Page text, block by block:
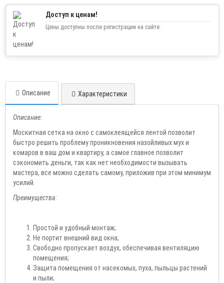
Доступ к ценам!
Цены доступны после регистрации на сайте.
Описание Характеристики
Описание:
Москитная сетка на окно с самоклеящейся лентой позволит
быстро решить проблему проникновения назойливых мух и
комаров в ваш дом и квартиру, а самое главное позволит
сэкономить деньги, так как нет необходимости вызывать
мастера, все можно сделать самому, приложив при этом минимум
усилий.
Преимущества:
Простой и удобный монтаж;
Не портит внешний вид окна;
Свободно пропускает воздух, обеспечивая вентиляцию
помещения;
Защита помещения от насекомых, пуха, пыльцы растений
и пыли;